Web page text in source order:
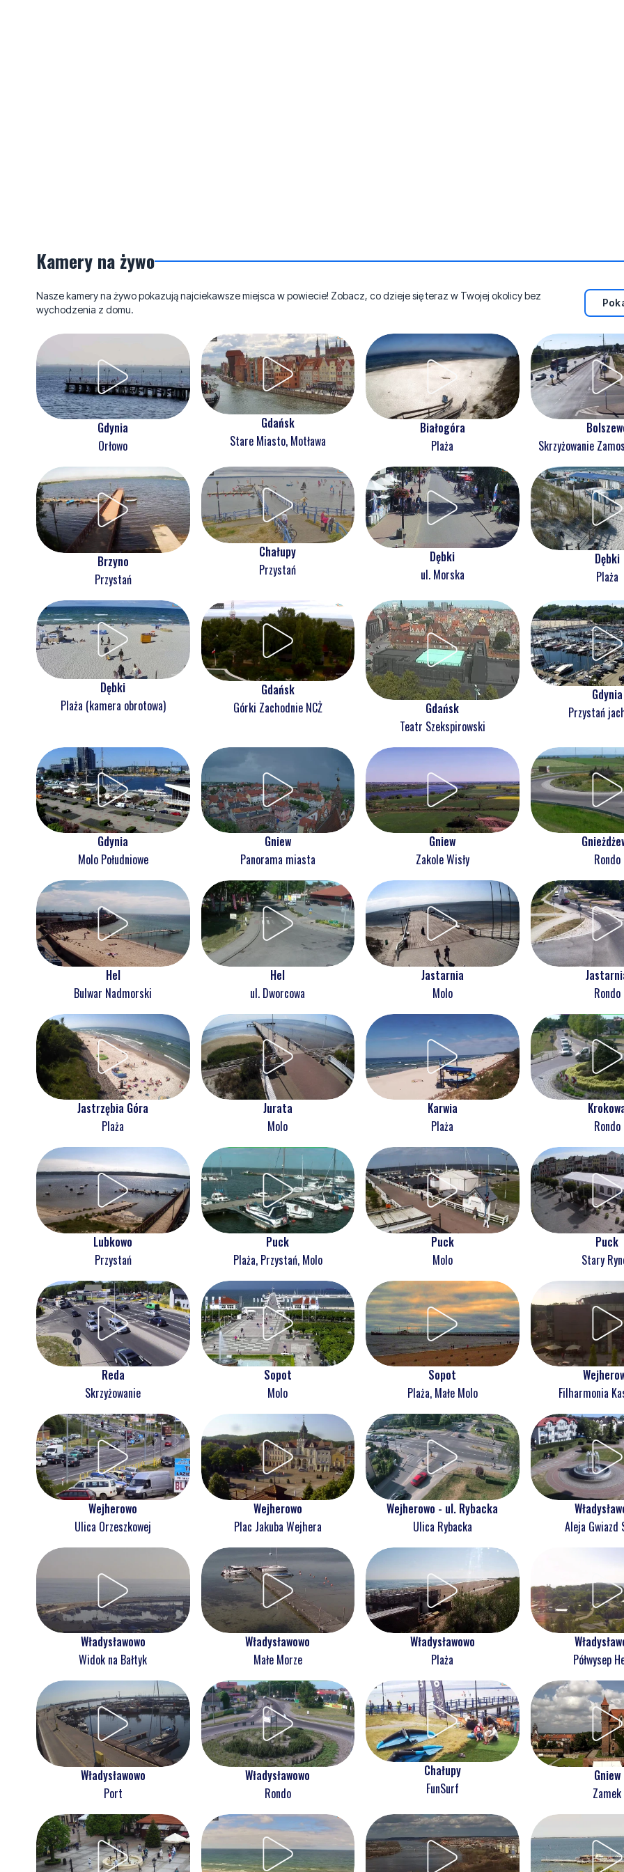
Kamery na żywo
Nasze kamery na żywo pokazują najciekawsze miejsca w powiecie! Zobacz, co dzieje się teraz w Twojej okolicy bez
wychodzenia z domu.
Gdynia
Orłowo
Gdańsk
Stare Miasto, Motława
Białogóra
Plaża
Skrzyżowanie
Brzyno
Przystań
Chałupy
Przystań
Dębki
ul. Morska
Dębki
Plaża
Dębki
Plaża (kamera obrotowa)
Gdańsk
Górki Zachodnie NCŻ
Gdańsk
Teatr Szekspirowski
Gdynia
Przystań
Gdynia
Molo Południowe
Gniew
Panorama miasta
Gniew
Zakole Wisły
Rondo
Hel
Bulwar Nadmorski
Hel
ul. Dworcowa
Jastarnia
Molo
Rondo
Jastrzębia Góra
Plaża
Jurata
Molo
Karwia
Plaża
Rondo
Lubkowo
Przystań
Puck
Plaża, Przystań, Molo
Puck
Molo
Puck
Stary
Reda
Skrzyżowanie
Sopot
Molo
Sopot
Plaża, Małe Molo
Filharmonia
Wejherowo
Ulica Orzeszkowej
Wejherowo
Plac Jakuba Wejhera
Wejherowo - ul. Rybacka
Ulica Rybacka
Aleja Gwiazd
Władysławowo
Widok na Bałtyk
Władysławowo
Małe Morze
Władysławowo
Plaża
Półwysep
Władysławowo
Port
Władysławowo
Rondo
Chałupy
FunSurf
Gniew
Zamek